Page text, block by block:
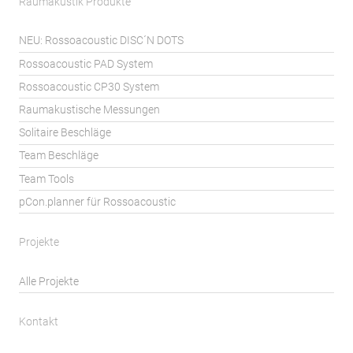
NEU: Rossoacoustic DISC´N DOTS
Rossoacoustic PAD System
Rossoacoustic CP30 System
Raumakustische Messungen
Solitaire Beschläge
Team Beschläge
Team Tools
pCon.planner für Rossoacoustic
Projekte
Alle Projekte
Kontakt